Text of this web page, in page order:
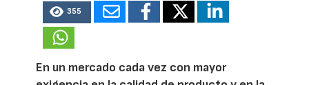
355
En un mercado cada vez con mayor